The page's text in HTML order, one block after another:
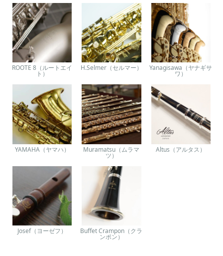
ROOTE 8（ルートエイ
ト）
H.Selmer（セルマー） Yanagisawa（ヤナギサ
ワ）
YAMAHA（ヤマハ） Muramatsu（ムラマ
ツ）
Altus（アルタス）
Josef（ヨーゼフ） Buffet Crampon（クラ
ンポン）